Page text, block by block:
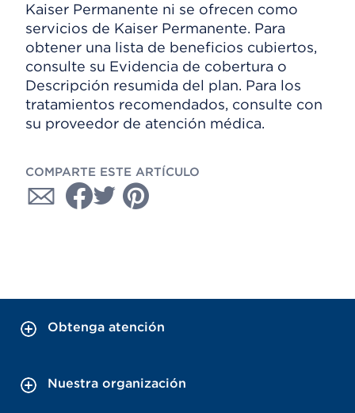
Kaiser Permanente ni se ofrecen como
servicios de Kaiser Permanente. Para
obtener una lista de beneficios cubiertos,
consulte su Evidencia de cobertura o
Descripción resumida del plan. Para los
tratamientos recomendados, consulte con
su proveedor de atención médica.
COMPARTE ESTE ARTÍCULO
Obtenga atención
Nuestra organización